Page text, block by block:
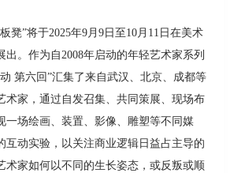
凳”将于2025年9月9日至10月11日在美术
出。作为自2008年启动的年轻艺术家系列
第六回”汇集了来自武汉、北京、成都等
术家，通过自发召集、共同策展、现场布
一场绘画、装置、影像、雕塑等不同媒
互动实验，以关注商业逻辑日益占主导的
术家如何以不同的生长姿态，或反叛或顺